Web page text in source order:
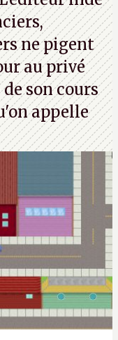
souvenirs
ne pigent
au privé
son cours
appelle